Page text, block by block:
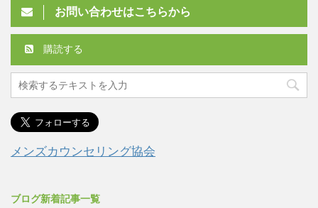
お問い合わせはこちらから
購読する
メンズカウンセリング協会
ブログ新着記事一覧